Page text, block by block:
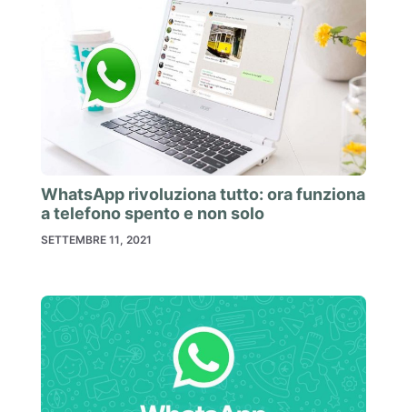
WhatsApp rivoluziona tutto: ora funziona
a telefono spento e non solo
SETTEMBRE 11, 2021